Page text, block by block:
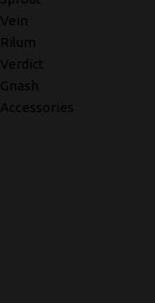
Vein
Rilum
Verdict
Gnash
Accessories